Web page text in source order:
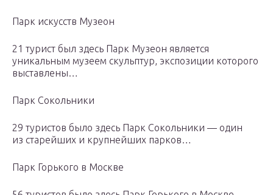
Парк искусств Музеон
21 турист был здесь Парк Музеон является
уникальным музеем скульптур, экспозиции которого
выставлены…
Парк Сокольники
29 туристов было здесь Парк Сокольники — один
из старейших и крупнейших парков…
Парк Горького в Москве